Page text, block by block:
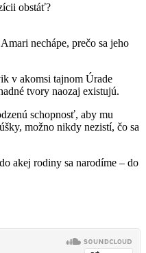
obstáť?
nechápe, prečo sa jeho
v akomsi tajnom Úrade
tvory naozaj existujú.
schopnosť, aby mu
možno nikdy nezistí, čo sa
akej rodiny sa narodíme – do